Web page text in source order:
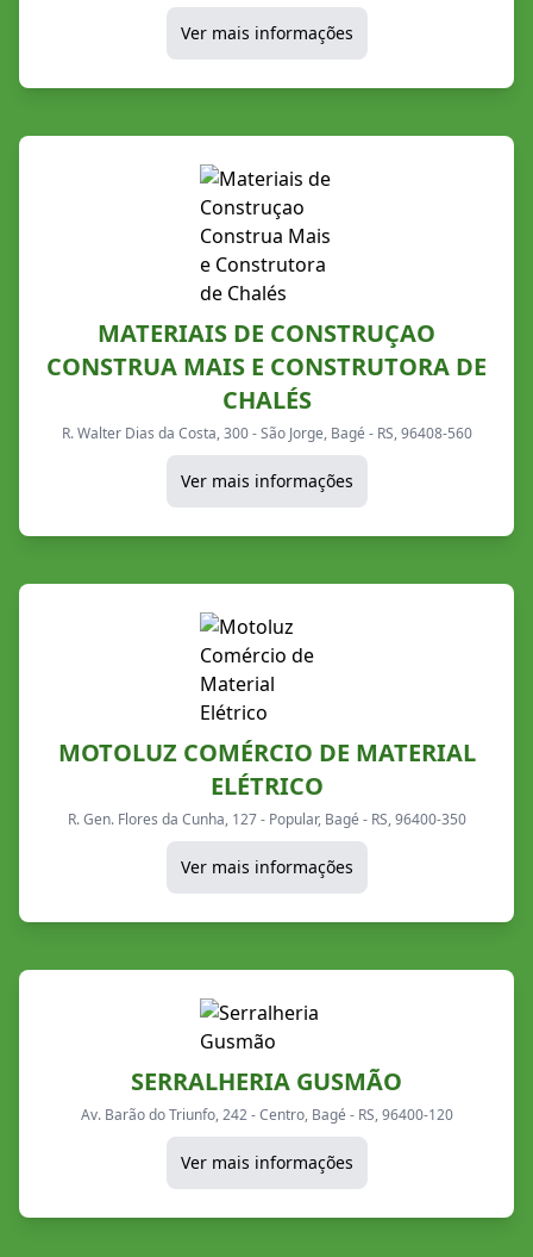
Ver mais informações
MATERIAIS DE CONSTRUÇAO
CONSTRUA MAIS E CONSTRUTORA DE
CHALÉS
R. Walter Dias da Costa, 300 - São Jorge, Bagé - RS, 96408-560
Ver mais informações
MOTOLUZ COMÉRCIO DE MATERIAL
ELÉTRICO
R. Gen. Flores da Cunha, 127 - Popular, Bagé - RS, 96400-350
Ver mais informações
SERRALHERIA GUSMÃO
Av. Barão do Triunfo, 242 - Centro, Bagé - RS, 96400-120
Ver mais informações